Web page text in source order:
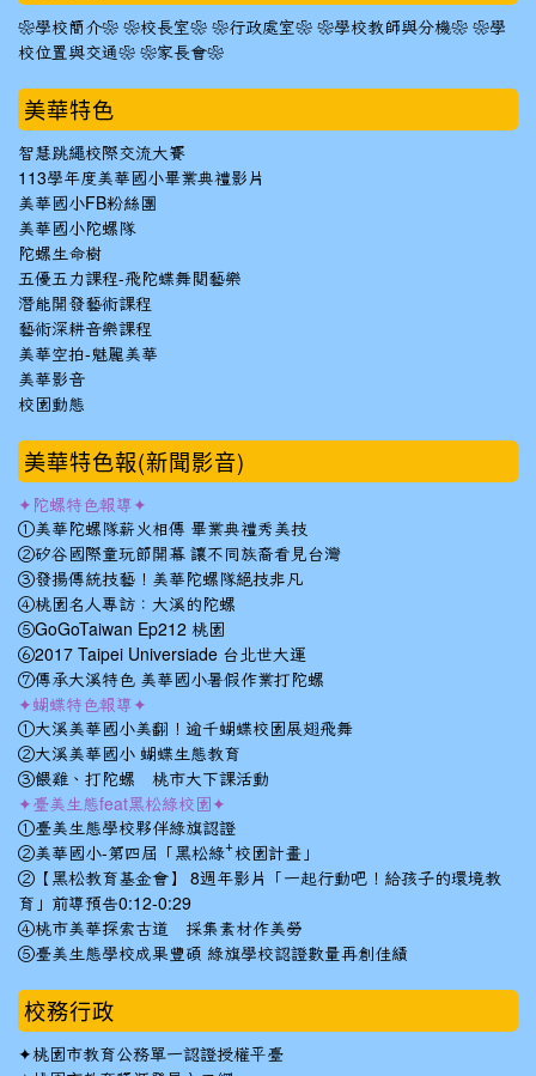
❀學校簡介❀ ❀校長室❀ ❀行政處室❀ ❀學校教師與分機❀ ❀學
校位置與交通❀ ❀家長會❀
美華特色
智慧跳繩校際交流大賽
113學年度美華國小畢業典禮影片
美華國小FB粉絲團
美華國小陀螺隊
陀螺生命樹
五優五力課程-飛陀蝶舞閱藝樂
潛能開發藝術課程
藝術深耕音樂課程
美華空拍-魅麗美華
美華影音
校園動態
美華特色報(新聞影音)
✦陀螺特色報導✦
①美華陀螺隊薪火相傳 畢業典禮秀美技
②矽谷國際童玩節開幕 讓不同族裔看見台灣
③發揚傳統技藝！美華陀螺隊絕技非凡
④桃園名人專訪：大溪的陀螺
⑤GoGoTaiwan Ep212 桃園
⑥2017 Taipei Universiade 台北世大運
⑦傳承大溪特色 美華國小暑假作業打陀螺
✦蝴蝶特色報導✦
①大溪美華國小美翻！逾千蝴蝶校園展翅飛舞
②大溪美華國小 蝴蝶生態教育
③餵雞、打陀螺 桃市大下課活動
✦臺美生態feat黑松綠校園✦
①臺美生態學校夥伴綠旗認證
②美華國小-第四屆「黑松綠⁺校園計畫」
②【黑松教育基金會】 8週年影片「一起行動吧！給孩子的環境教
育」前導預告0:12-0:29
④桃市美華探索古道 採集素材作美勞
⑤臺美生態學校成果豐碩 綠旗學校認證數量再創佳績
校務行政
✦桃園市教育公務單一認證授權平臺